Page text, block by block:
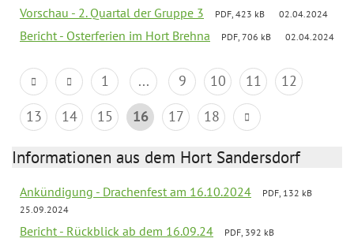
Vorschau - 2. Quartal der Gruppe 3 PDF, 423 kB 02.04.2024
Bericht - Osterferien im Hort Brehna PDF, 706 kB 02.04.2024
1 ... 9 10 11
12
13
14 15 16 17 18
Informationen aus dem Hort Sandersdorf
Ankündigung - Drachenfest am 16.10.2024
PDF, 132 kB
25.09.2024
Bericht - Rückblick ab dem 16.09.24
PDF, 392 kB